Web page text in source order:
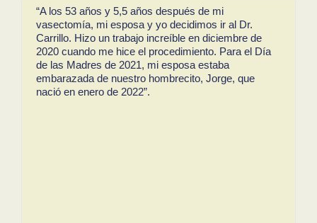
“A los 53 años y 5,5 años después de mi
vasectomía, mi esposa y yo decidimos ir al Dr.
Carrillo. Hizo un trabajo increíble en diciembre de
2020 cuando me hice el procedimiento. Para el Día
de las Madres de 2021, mi esposa estaba
embarazada de nuestro hombrecito, Jorge, que
nació en enero de 2022”.